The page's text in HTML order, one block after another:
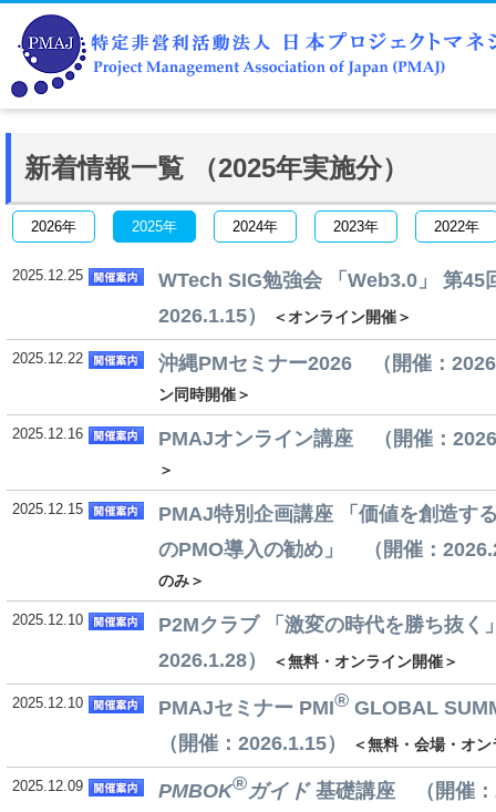
新着情報一覧 （2025年実施分）
2026年 2025年 2024年 2023年 2022年
2025.12.25
WTech SIG勉強会 「Web3.0」 第
2026.1.15）
＜オンライン開催＞
2025.12.22 沖縄PMセミナー2026 （開催：
ン同時開催＞
2025.12.16 PMAJオンライン講座 （開催：
＞
2025.12.15
PMAJ特別企画講座 「価値を創造す
のPMO導入の勧め」 （開催：
のみ＞
2025.12.10
P2Mクラブ 「激変の時代を勝ち抜
2026.1.28）
＜無料・オンライン開催＞
2025.12.10 PMAJセミナー PMI® GLOBAL
（開催：2026.1.15）
＜無料・会場・オ
2025.12.09 PMBOK®ガイド基礎講座 （開催：